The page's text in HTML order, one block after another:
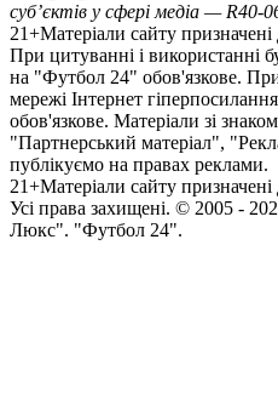
суб’єктів у сфері медіа — R40-
21+Матеріали сайту
При цитуванні і використанні
на "Футбол 24" обов'язкове.
мережі Інтернет
обов'язкове. Матеріали зі
"Партнерський матеріал",
публікуємо на правах реклами.
21+Матеріали сайту
Усi права захищенi. © 2005 -
Люкс". "Футбол 24".